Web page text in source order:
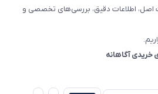
اصل، اطلاعات دقیق، بررسی‌های تخصصی و
خریدی آگاهانه